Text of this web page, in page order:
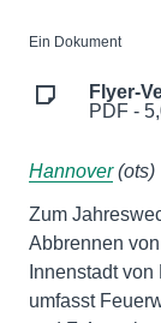
Ein Dokument
Flyer-
PDF -
Hannover(ots)
Zum
Abbrennen
Innenstadt
umfasst